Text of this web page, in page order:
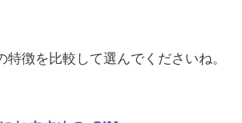
徴を比較して選んでくださいね。